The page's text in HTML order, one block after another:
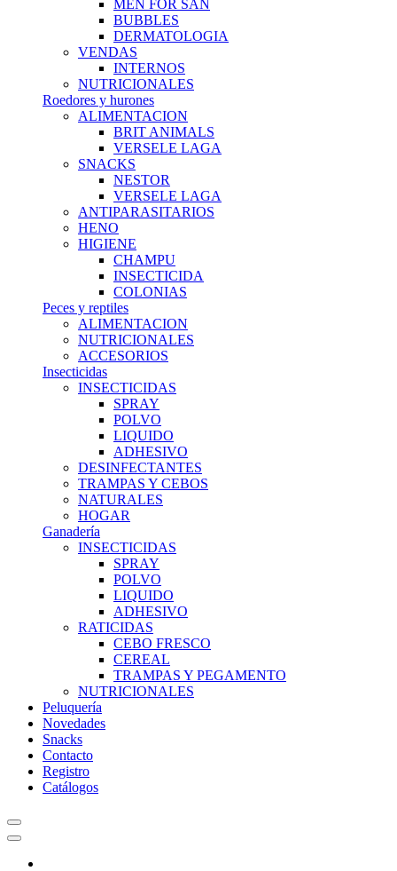
MEN FOR SAN
BUBBLES
DERMATOLOGIA
VENDAS
INTERNOS
NUTRICIONALES
Roedores y hurones
ALIMENTACION
BRIT ANIMALS
VERSELE LAGA
SNACKS
NESTOR
VERSELE LAGA
ANTIPARASITARIOS
HENO
HIGIENE
CHAMPU
INSECTICIDA
COLONIAS
Peces y reptiles
ALIMENTACION
NUTRICIONALES
ACCESORIOS
Insecticidas
INSECTICIDAS
SPRAY
POLVO
LIQUIDO
ADHESIVO
DESINFECTANTES
TRAMPAS Y CEBOS
NATURALES
HOGAR
Ganadería
INSECTICIDAS
SPRAY
POLVO
LIQUIDO
ADHESIVO
RATICIDAS
CEBO FRESCO
CEREAL
TRAMPAS Y PEGAMENTO
NUTRICIONALES
Peluquería
Novedades
Snacks
Contacto
Registro
Catálogos